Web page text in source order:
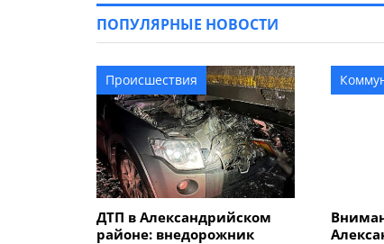
ПОПУЛЯРНЫЕ НОВОСТИ
Происшествия
ДТП в Александрийском
районе: внедорожник